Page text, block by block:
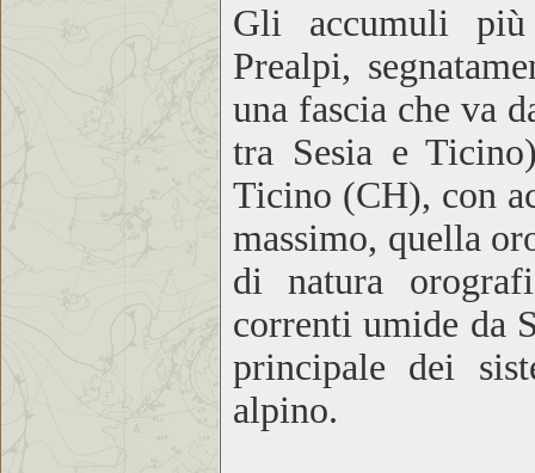
Gli accumuli
Prealpi,
una fascia che va
tra Sesia e
Ticino (CH), con
massimo, quella
di natura
correnti umide da
principale dei
alpino.